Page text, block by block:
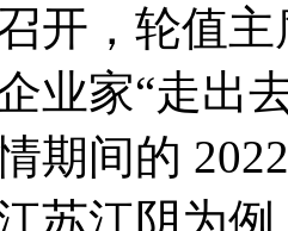
开，轮值
业家“走出
期间的